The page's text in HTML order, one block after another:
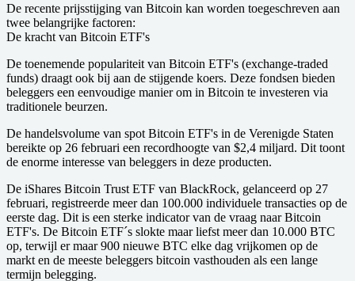
De recente prijsstijging van Bitcoin kan worden toegeschreven aan
twee belangrijke factoren:
De kracht van Bitcoin ETF's
De toenemende populariteit van Bitcoin ETF's (exchange-traded
funds) draagt ook bij aan de stijgende koers. Deze fondsen bieden
beleggers een eenvoudige manier om in Bitcoin te investeren via
traditionele beurzen.
De handelsvolume van spot Bitcoin ETF's in de Verenigde Staten
bereikte op 26 februari een recordhoogte van $2,4 miljard. Dit toont
de enorme interesse van beleggers in deze producten.
De iShares Bitcoin Trust ETF van BlackRock, gelanceerd op 27
februari, registreerde meer dan 100.000 individuele transacties op de
eerste dag. Dit is een sterke indicator van de vraag naar Bitcoin
ETF's. De Bitcoin ETF´s slokte maar liefst meer dan 10.000 BTC
op, terwijl er maar 900 nieuwe BTC elke dag vrijkomen op de
markt en de meeste beleggers bitcoin vasthouden als een lange
termijn belegging.